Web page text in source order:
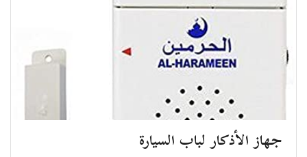
جهاز الأذكار لباب السيارة